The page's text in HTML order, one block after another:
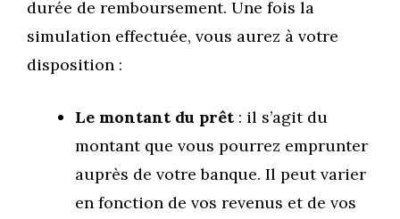
durée de remboursement. Une fois la
simulation effectuée, vous aurez à votre
disposition :
Le montant du prêt : il s’agit du
montant que vous pourrez emprunter
auprès de votre banque. Il peut varier
en fonction de vos revenus et de vos